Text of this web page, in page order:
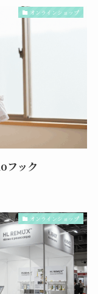
オンラインショップ
フック
オンラインショップ